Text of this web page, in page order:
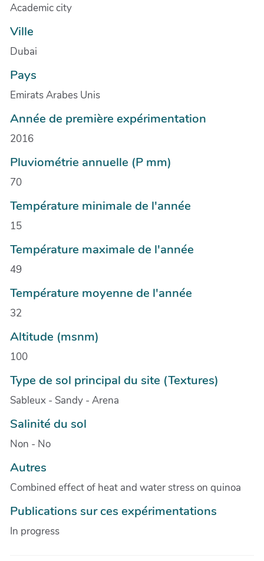
Academic city
Ville
Dubai
Pays
Emirats Arabes Unis
Année de première expérimentation
2016
Pluviométrie annuelle (P mm)
70
Température minimale de l'année
15
Température maximale de l'année
49
Température moyenne de l'année
32
Altitude (msnm)
100
Type de sol principal du site (Textures)
Sableux - Sandy - Arena
Salinité du sol
Non - No
Autres
Combined effect of heat and water stress on quinoa
Publications sur ces expérimentations
In progress